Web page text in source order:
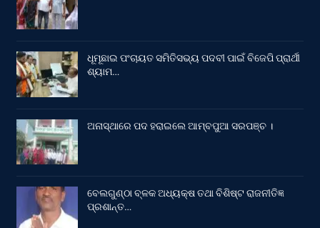
ଧୂମୂଛାଇ ପଂଚାୟତ ସମିତିସଭ୍ୟ ପଦବୀ ପାଇଁ ବିଜେପି ପ୍ରାର୍ଥୀ
ଶ୍ୟାମ…
ଅନାସ୍ଥାରେ ପଦ ହରାଇଲେ ଆମ୍ବପୁଆ ସରପଞ୍ଚ ।
ବେଲଗୁଣ୍ଠା ବ୍ଳକ ଅଧ୍ୟକ୍ଷ ତଥା ବିଶିଷ୍ଟ ରାଜନୀତିଜ୍ଞ
ପ୍ରଶାନ୍ତ…